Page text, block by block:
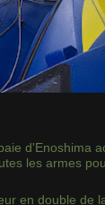
d'Enoshima
les armes
en double de